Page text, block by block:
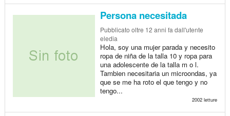
Persona necesitada
Pubblicato oltre 12 anni fa dall'utente
eledia
Hola, soy una mujer parada y necesito
ropa de niña de la talla 10 y ropa para
una adolescente de la talla m o l.
Tambien necesitaria un microondas, ya
que se me ha roto el que tengo y no
tengo...
2002 letture